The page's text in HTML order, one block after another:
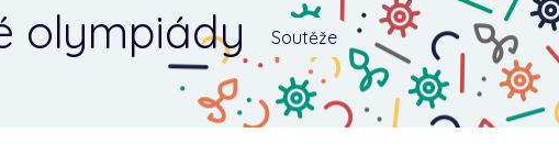
olympiády
Soutěže